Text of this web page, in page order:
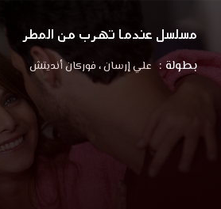
مسلسل عندما تهرب من المطر
بطولة : علي إرسان، فوركان أنديتش